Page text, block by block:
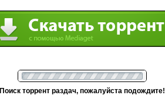
Поиск торрент раздач, пожалуйста подождите!